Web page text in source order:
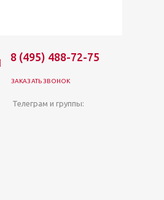
8 (495) 488-72-75
ЗАКАЗАТЬ ЗВОНОК
Телеграм и группы: